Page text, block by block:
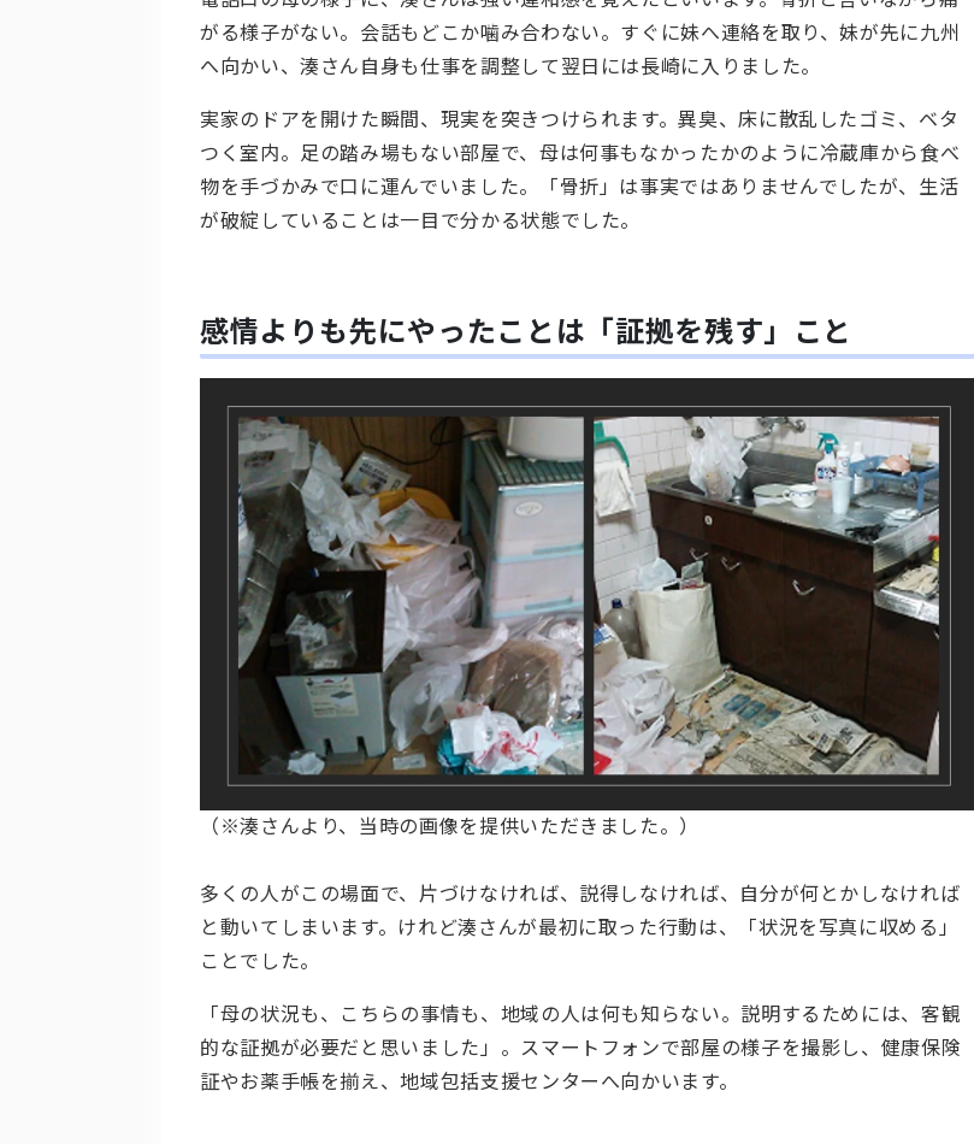
がる様子がない。会話もどこか噛み合わない。すぐに妹へ連絡を取り、妹が先に九州
へ向かい、湊さん自身も仕事を調整して翌日には長崎に入りました。
実家のドアを開けた瞬間、現実を突きつけられます。異臭、床に散乱したゴミ、ベタ
つく室内。足の踏み場もない部屋で、母は何事もなかったかのように冷蔵庫から食べ
物を手づかみで口に運んでいました。「骨折」は事実ではありませんでしたが、生活
が破綻していることは一目で分かる状態でした。
感情よりも先にやったことは「証拠を残す」こと
（※湊さんより、当時の画像を提供いただきました。）
多くの人がこの場面で、片づけなければ、説得しなければ、自分が何とかしなければ
と動いてしまいます。けれど湊さんが最初に取った行動は、「状況を写真に収める」
ことでした。
「母の状況も、こちらの事情も、地域の人は何も知らない。説明するためには、客観
的な証拠が必要だと思いました」。スマートフォンで部屋の様子を撮影し、健康保険
証やお薬手帳を揃え、地域包括支援センターへ向かいます。